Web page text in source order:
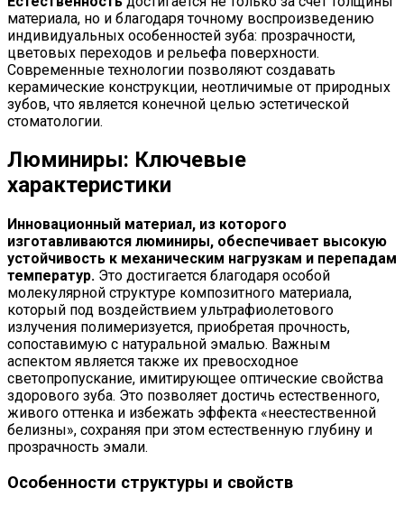
материала, но и благодаря точному воспроизведению
индивидуальных особенностей зуба: прозрачности,
цветовых переходов и рельефа поверхности.
Современные технологии позволяют создавать
керамические конструкции, неотличимые от природных
зубов, что является конечной целью эстетической
стоматологии.
Люминиры: Ключевые
характеристики
Инновационный материал, из которого
изготавливаются люминиры, обеспечивает высокую
устойчивость к механическим нагрузкам и перепадам
температур. Это достигается благодаря особой
молекулярной структуре композитного материала,
который под воздействием ультрафиолетового
излучения полимеризуется, приобретая прочность,
сопоставимую с натуральной эмалью. Важным
аспектом является также их превосходное
светопропускание, имитирующее оптические свойства
здорового зуба. Это позволяет достичь естественного,
живого оттенка и избежать эффекта «неестественной
белизны», сохраняя при этом естественную глубину и
прозрачность эмали.
Особенности структуры и свойств